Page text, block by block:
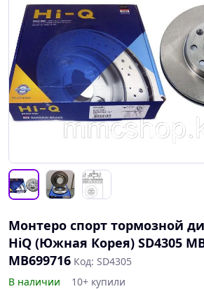
Монтеро спорт тормозной
HiQ (Южная Корея) SD4305
MB699716 Код: SD4305
В наличии
10+ купили